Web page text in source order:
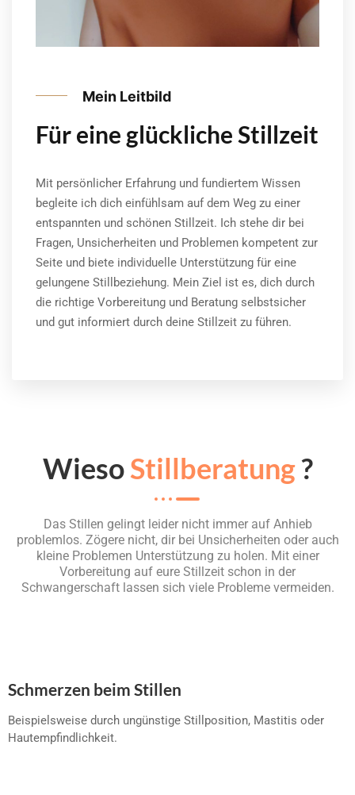
Mein Leitbild
Für eine glückliche Stillzeit
Mit persönlicher Erfahrung und fundiertem Wissen
begleite ich dich einfühlsam auf dem Weg zu einer
entspannten und schönen Stillzeit. Ich stehe dir bei
Fragen, Unsicherheiten und Problemen kompetent zur
Seite und biete individuelle Unterstützung für eine
gelungene Stillbeziehung. Mein Ziel ist es, dich durch
die richtige Vorbereitung und Beratung selbstsicher
und gut informiert durch deine Stillzeit zu führen.
WiesoStillberatung?
Das Stillen gelingt leider nicht immer auf Anhieb
problemlos. Zögere nicht, dir bei Unsicherheiten oder auch
kleine Problemen Unterstützung zu holen. Mit einer
Vorbereitung auf eure Stillzeit schon in der
Schwangerschaft lassen sich viele Probleme vermeiden.
Schmerzen beim Stillen
Beispielsweise durch ungünstige Stillposition, Mastitis oder
Hautempfindlichkeit.